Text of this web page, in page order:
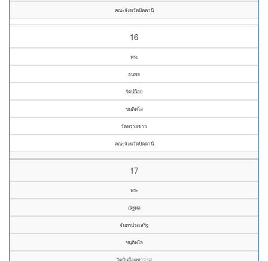
คณะจังหวัดปัตตานี
16
พระ
ธนพล
รัตน์น้อย
ขนฺติพโล
วัดทรายขาว
คณะจังหวัดปัตตานี
17
พระ
ณัฐพล
จันทรประเสริฐ
ขนฺติพโล
วัดบันลือคชาวาส